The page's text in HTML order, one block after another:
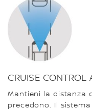
CRUISE CONTROL
Mantieni la distanza
precedono. Il